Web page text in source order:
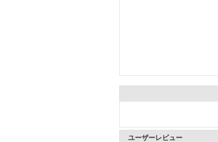
ユーザーレビュー